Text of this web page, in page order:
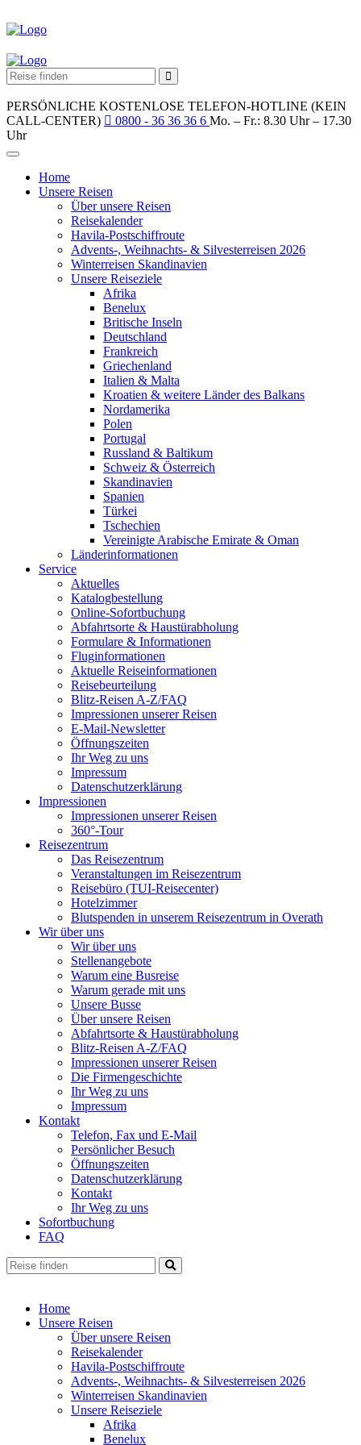
PERSÖNLICHE KOSTENLOSE TELEFON-HOTLINE (KEIN
CALL-CENTER)
0800 - 36 36 36 6 Mo. – Fr.: 8.30 Uhr – 17.30
Uhr
Home
Unsere Reisen
Über unsere Reisen
Reisekalender
Havila-Postschiffroute
Advents-, Weihnachts- & Silvesterreisen 2026
Winterreisen Skandinavien
Unsere Reiseziele
Afrika
Benelux
Britische Inseln
Deutschland
Frankreich
Griechenland
Italien & Malta
Kroatien & weitere Länder des Balkans
Nordamerika
Polen
Portugal
Russland & Baltikum
Schweiz & Österreich
Skandinavien
Spanien
Türkei
Tschechien
Vereinigte Arabische Emirate & Oman
Länderinformationen
Service
Aktuelles
Katalogbestellung
Online-Sofortbuchung
Abfahrtsorte & Haustürabholung
Formulare & Informationen
Fluginformationen
Aktuelle Reiseinformationen
Reisebeurteilung
Blitz-Reisen A-Z/FAQ
Impressionen unserer Reisen
E-Mail-Newsletter
Öffnungszeiten
Ihr Weg zu uns
Impressum
Datenschutzerklärung
Impressionen
Impressionen unserer Reisen
360°-Tour
Reisezentrum
Das Reisezentrum
Veranstaltungen im Reisezentrum
Reisebüro (TUI-Reisecenter)
Hotelzimmer
Blutspenden in unserem Reisezentrum in Overath
Wir über uns
Wir über uns
Stellenangebote
Warum eine Busreise
Warum gerade mit uns
Unsere Busse
Über unsere Reisen
Abfahrtsorte & Haustürabholung
Blitz-Reisen A-Z/FAQ
Impressionen unserer Reisen
Die Firmengeschichte
Ihr Weg zu uns
Impressum
Kontakt
Telefon, Fax und E-Mail
Persönlicher Besuch
Öffnungszeiten
Datenschutzerklärung
Kontakt
Ihr Weg zu uns
Sofortbuchung
FAQ
Home
Unsere Reisen
Über unsere Reisen
Reisekalender
Havila-Postschiffroute
Advents-, Weihnachts- & Silvesterreisen 2026
Winterreisen Skandinavien
Unsere Reiseziele
Afrika
Benelux